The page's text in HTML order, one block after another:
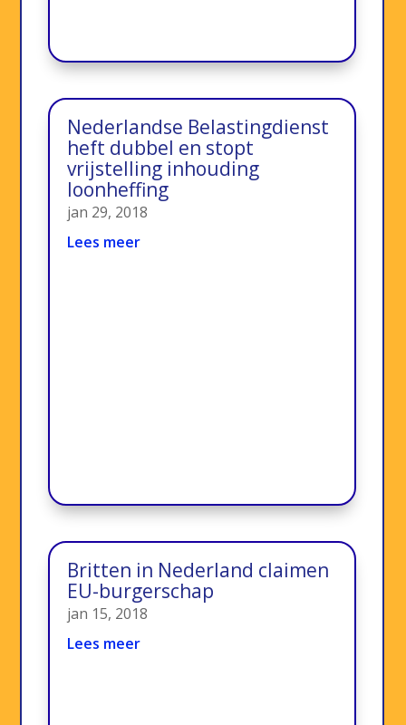
Nederlandse Belastingdienst
heft dubbel en stopt
vrijstelling inhouding
loonheffing
jan 29, 2018
Lees meer
Britten in Nederland claimen
EU-burgerschap
jan 15, 2018
Lees meer